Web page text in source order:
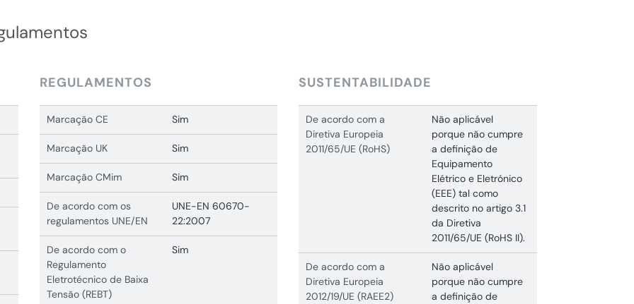
REGULAMENTOS
Marcação CE Sim
Marcação UK Sim
Marcação CMim Sim
De acordo com os
regulamentos UNE/EN
UNE-EN 60670-
22:2007
De acordo com o
Regulamento
Eletrotécnico de Baixa
Tensão (REBT)
Sim
SUSTENTABILIDADE
De acordo com a
Diretiva Europeia
2011/65/UE (RoHS)
Não aplicável
porque não cumpre
a definição de
Equipamento
Elétrico e Eletrónico
(EEE) tal como
descrito no artigo 3.1
da Diretiva
2011/65/UE (RoHS II).
De acordo com a
Diretiva Europeia
2012/19/UE (RAEE2)
Não aplicável
porque não cumpre
a definição de